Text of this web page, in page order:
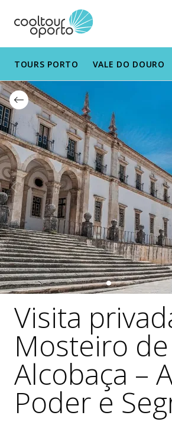
TOURS PORTO VALE DO DOURO
Visita
Mosteiro de
Alcobaça –
Poder e